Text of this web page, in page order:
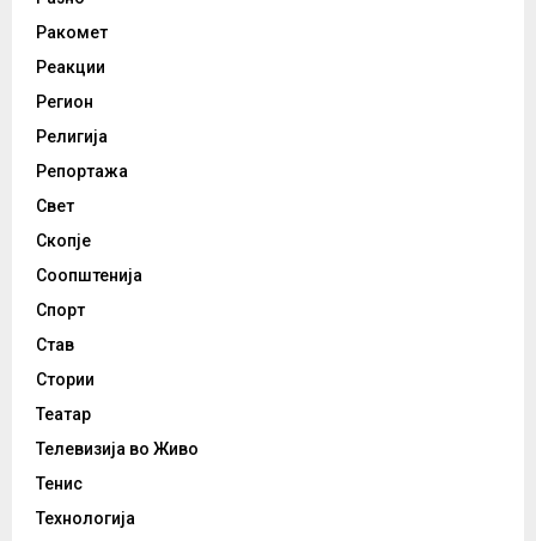
Ракомет
Реакции
Регион
Религија
Репортажа
Свет
Скопје
Соопштенија
Спорт
Став
Стории
Театар
Телевизија во Живо
Тенис
Технологија